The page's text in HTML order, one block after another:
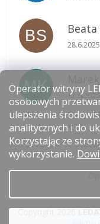
Operator witryny
osobowych
ulepszenia
analitycznych i do
Korzystając ze
wykorzystanie.
BS Ocena
28.6.2025
MK Ocena
17.6.2025
Copyright 2026